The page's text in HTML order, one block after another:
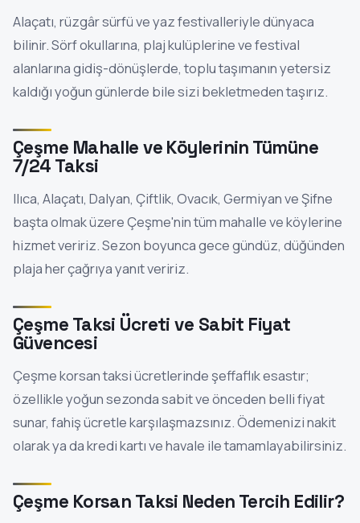
Alaçatı, rüzgâr sürfü ve yaz festivalleriyle dünyaca
bilinir. Sörf okullarına, plaj kulüplerine ve festival
alanlarına gidiş-dönüşlerde, toplu taşımanın yetersiz
kaldığı yoğun günlerde bile sizi bekletmeden taşırız.
Çeşme Mahalle ve Köylerinin Tümüne
7/24 Taksi
Ilıca, Alaçatı, Dalyan, Çiftlik, Ovacık, Germiyan ve Şifne
başta olmak üzere Çeşme'nin tüm mahalle ve köylerine
hizmet veririz. Sezon boyunca gece gündüz, düğünden
plaja her çağrıya yanıt veririz.
Çeşme Taksi Ücreti ve Sabit Fiyat
Güvencesi
Çeşme korsan taksi ücretlerinde şeffaflık esastır;
özellikle yoğun sezonda sabit ve önceden belli fiyat
sunar, fahiş ücretle karşılaşmazsınız. Ödemenizi nakit
olarak ya da kredi kartı ve havale ile tamamlayabilirsiniz.
Çeşme Korsan Taksi Neden Tercih Edilir?